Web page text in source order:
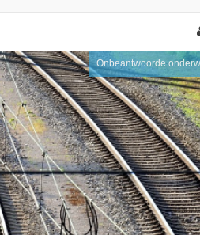
Onbeantwoorde